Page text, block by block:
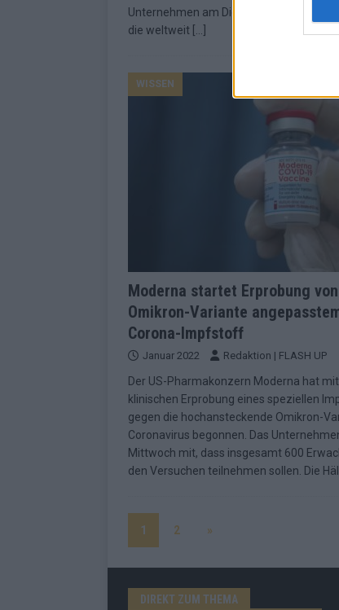
Unternehmen am Dienstag mitteilte, will
die weltweit
WISSEN
Moderna startet Erprobung
Omikron-Variante
Corona-Impfstoff
Januar 2022 Redaktion | FLASH UP
Der US-Pharmakonzern Moderna hat
klinischen Erprobung eines speziellen
gegen die hochansteckende Omikron-
Coronavirus begonnen. Das
Mittwoch mit, dass insgesamt 600
den Versuchen teilnehmen sollen. Die
1 2 »
DIREKT ZUM THEMA